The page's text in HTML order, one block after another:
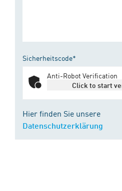
Sicherheitscode*
Anti-Robot Verification
Click to start
Hier finden Sie unsere
Datenschutzerklärung